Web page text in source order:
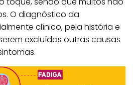
O diagnóstico da
clínico, pela história e
excluídas outras causas